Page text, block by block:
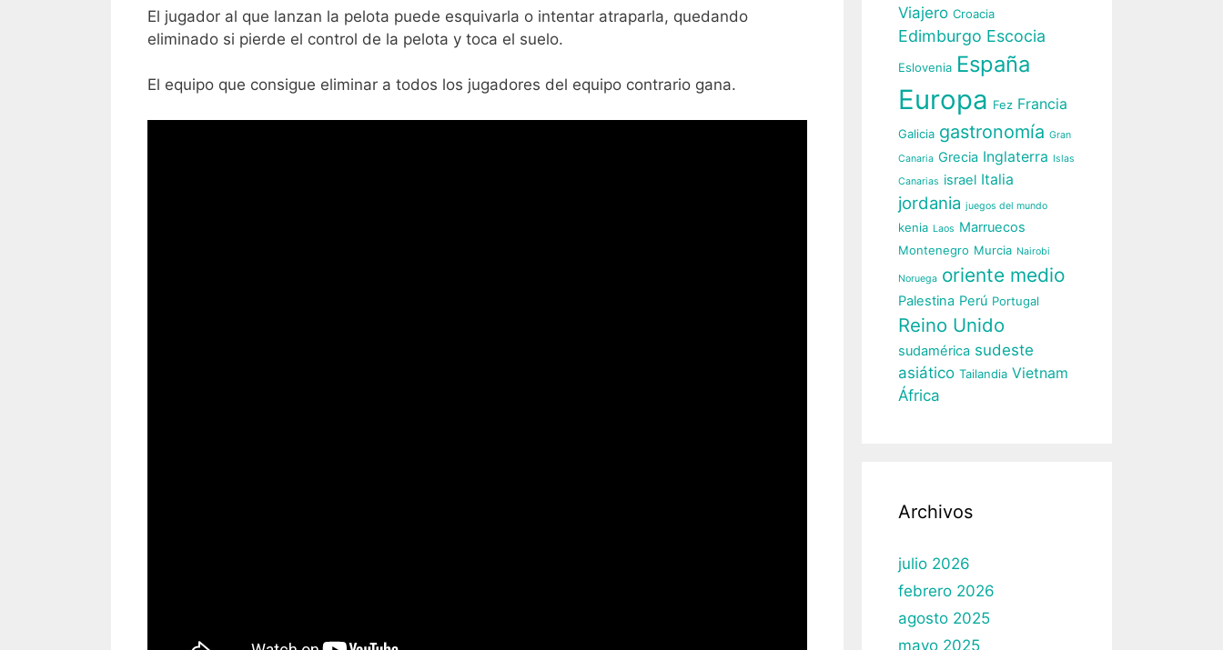
El jugador al que lanzan la pelota puede esquivarla o intentar atraparla, quedando
eliminado si pierde el control de la pelota y toca el suelo.
El equipo que consigue eliminar a todos los jugadores del equipo contrario gana.
Viajero Croacia
Edimburgo Escocia
Eslovenia España
Europa Fez Francia
Galicia gastronomía Gran
Canaria Grecia Inglaterra Islas
Canarias israel Italia
jordania juegos del mundo
kenia Laos Marruecos
Montenegro Murcia Nairobi
Noruega oriente medio
Palestina Perú Portugal
Reino Unido
sudamérica sudeste
asiático Tailandia Vietnam
África
Archivos
julio 2026
febrero 2026
agosto 2025
mayo 2025